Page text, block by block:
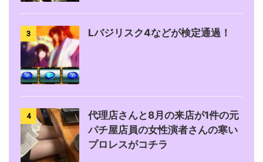
3 Lバジリスク4などが検定通過！
4
代理店さんと8月の来店が1件の元
パチ屋店員の女性演者さんの寒い
プロレスがコチラ